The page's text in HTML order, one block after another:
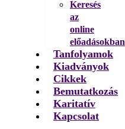
Keresés
az
online
előadásokban
Tanfolyamok
Kiadványok
Cikkek
Bemutatkozás
Karitatív
Kapcsolat